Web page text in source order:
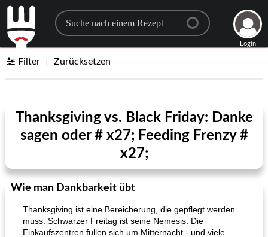
Search for a recipe
Login
Filter Zurücksetzen
Thanksgiving vs. Black Friday: Danke
sagen oder # x27; Feeding Frenzy #
x27;
Wie man Dankbarkeit übt
Thanksgiving ist eine Bereicherung, die gepflegt werden
muss. Schwarzer Freitag ist seine Nemesis. Die
Einkaufszentren füllen sich um Mitternacht - und viele